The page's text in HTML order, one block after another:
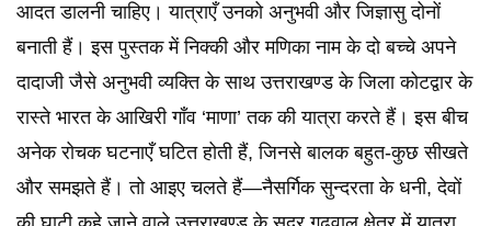
आदत डालनी चाहिए। यात्राएँ उनको अनुभवी और जिज्ञासु दोनों
बनाती हैं। इस पुस्तक में निक्की और मणिका नाम के दो बच्चे अपने
दादाजी जैसे अनुभवी व्यक्ति के साथ उत्तराखण्ड के जिला कोटद्वार के
रास्ते भारत के आखिरी गाँव ‘माणा’ तक की यात्रा करते हैं। इस बीच
अनेक रोचक घटनाएँ घटित होती हैं, जिनसे बालक बहुत-कुछ सीखते
और समझते हैं। तो आइए चलते हैं—नैसर्गिक सुन्दरता के धनी, देवों